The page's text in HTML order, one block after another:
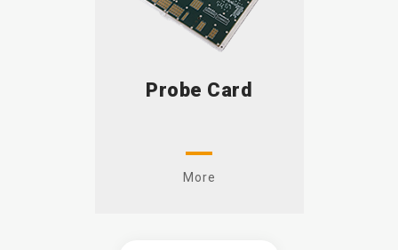
Probe Card
More